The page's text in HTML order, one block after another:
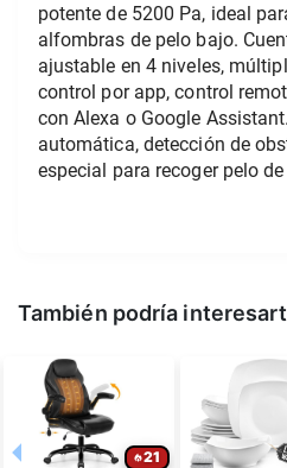
potente de 5200 Pa, ideal
alfombras de pelo bajo.
ajustable en 4 niveles,
control por app, control
con Alexa o Google
automática, detección de
También podría
21